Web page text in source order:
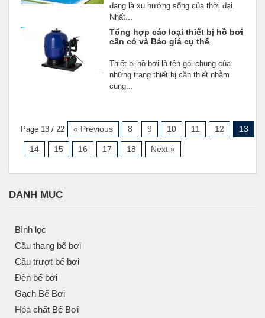
đang là xu hướng sống của thời đại.
Nhất...
Tổng hợp các loại thiết bị hồ bơi
cần có và Báo giá cụ thể
Thiết bị hồ bơi là tên gọi chung của
những trang thiết bị cần thiết nhằm
cung...
Page 13 / 22 « Previous 8 9 10 11 12 13
14 15 16 17 18 Next »
DANH MUC
Bình lọc
Cầu thang bể bơi
Cầu trượt bể bơi
Đèn bể bơi
Gạch Bể Bơi
Hóa chất Bể Bơi